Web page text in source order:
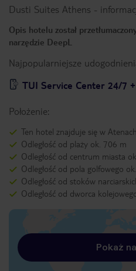
Dusti Suites Athens -
Opis hotelu został
narzędzie DeepL
Najpopularniejsze
TUI Service Center 24/7
Położenie:
Ten hotel znajduje się w Atenach.
Odległość od plaży ok. 706 m
Odległość od centrum miasta
Odległość od pola golfowego
Odległość od stoków
Odległość od dworca
Pokaż